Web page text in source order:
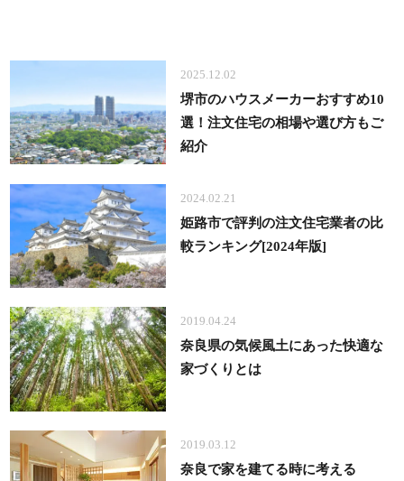
2025.12.02
堺市のハウスメーカーおすすめ10
選！注文住宅の相場や選び方もご
紹介
2024.02.21
姫路市で評判の注文住宅業者の比
較ランキング[2024年版]
2019.04.24
奈良県の気候風土にあった快適な
家づくりとは
2019.03.12
奈良で家を建てる時に考える